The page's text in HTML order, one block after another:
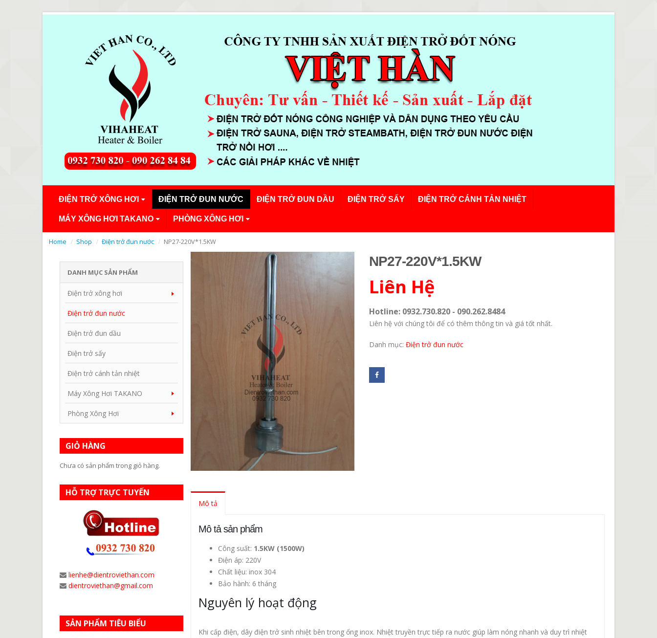
ĐIỆN TRỞ XÔNG HƠI ĐIỆN TRỞ ĐUN NƯỚC ĐIỆN TRỞ ĐUN DẦU ĐIỆN TRỞ SẤY ĐIỆN TRỞ CÁNH TẢN NHIỆT
MÁY XÔNG HƠI TAKANO PHÒNG XÔNG HƠI
Home Shop Điện trở đun nước NP27-220V*1.5KW
NP27-220V*1.5KW
Liên Hệ
Hotline: 0932.730.820 - 090.262.8484
Liên hệ với chúng tôi để có thêm thông tin và giá tốt nhất.
Danh mục:Điện trở đun nước
Mô tả
Mô tả sản phẩm
Công suất: 1.5KW (1500W)
Điện áp: 220V
Chất liệu: inox 304
Bảo hành: 6 tháng
Nguyên lý hoạt động
Khi cấp điện, dây điện trở sinh nhiệt bên trong ống inox. Nhiệt truyền trực tiếp ra nước giúp làm nóng nhanh và duy trì nhiệt
DANH MỤC SẢN PHẨM
Điện trở xông hơi
Điện trở đun nước
Điện trở đun dầu
Điện trở sấy
Điện trở cánh tản nhiệt
Máy Xông Hơi TAKANO
Phòng Xông Hơi
GIỎ HÀNG
Chưa có sản phẩm trong giỏ hàng.
HỖ TRỢ TRỰC TUYẾN
lienhe@dientroviethan.com
dientroviethan@gmail.com
SẢN PHẨM TIÊU BIỂU